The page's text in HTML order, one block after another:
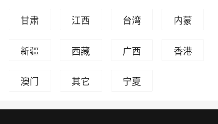
甘肃 江西 台湾
内蒙
新疆 西藏 广西 香港
澳门
其它
宁夏